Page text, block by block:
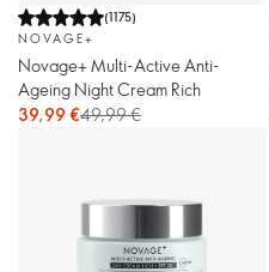
(1175)
NOVAGE+
Novage+ Multi-Active Anti-
Ageing Night Cream Rich
39,99 €49,99 €